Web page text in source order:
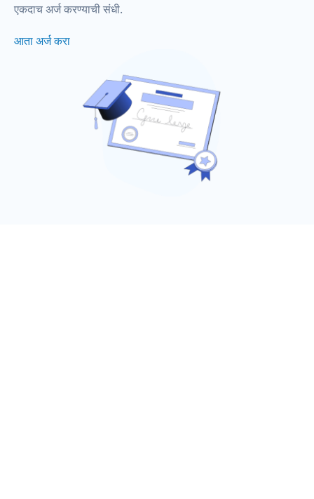
एकदाच अर्ज करण्याची संधी.
आता अर्ज करा